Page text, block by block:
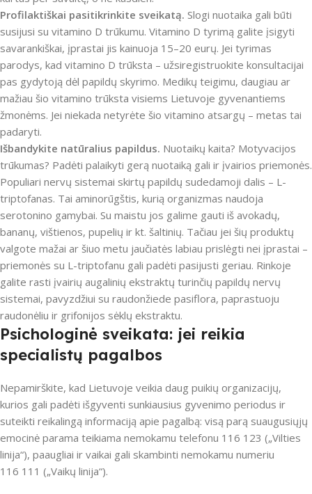
Profilaktiškai pasitikrinkite sveikatą. Slogi nuotaika gali būti
susijusi su vitamino D trūkumu. Vitamino D tyrimą galite įsigyti
savarankiškai, įprastai jis kainuoja 15–20 eurų. Jei tyrimas
parodys, kad vitamino D trūksta – užsiregistruokite konsultacijai
pas gydytoją dėl papildų skyrimo. Medikų teigimu, daugiau ar
mažiau šio vitamino trūksta visiems Lietuvoje gyvenantiems
žmonėms. Jei niekada netyrėte šio vitamino atsargų – metas tai
padaryti.
Išbandykite natūralius papildus. Nuotaikų kaita? Motyvacijos
trūkumas? Padėti palaikyti gerą nuotaiką gali ir įvairios priemonės.
Populiari nervų sistemai skirtų papildų sudedamoji dalis – L-
triptofanas. Tai aminorūgštis, kurią organizmas naudoja
serotonino gamybai. Su maistu jos galime gauti iš avokadų,
bananų, vištienos, pupelių ir kt. šaltinių. Tačiau jei šių produktų
valgote mažai ar šiuo metu jaučiatės labiau prislėgti nei įprastai –
priemonės su L-triptofanu gali padėti pasijusti geriau. Rinkoje
galite rasti įvairių augalinių ekstraktų turinčių papildų nervų
sistemai, pavyzdžiui su raudonžiede pasiflora, paprastuoju
raudonėliu ir grifonijos sėklų ekstraktu.
Psichologinė sveikata: jei reikia
specialistų pagalbos
Nepamirškite, kad Lietuvoje veikia daug puikių organizacijų,
kurios gali padėti išgyventi sunkiausius gyvenimo periodus ir
suteikti reikalingą informaciją apie pagalbą: visą parą suaugusiųjų
emocinė parama teikiama nemokamu telefonu 116 123 („Vilties
linija“), paaugliai ir vaikai gali skambinti nemokamu numeriu
116 111 („Vaikų linija“).